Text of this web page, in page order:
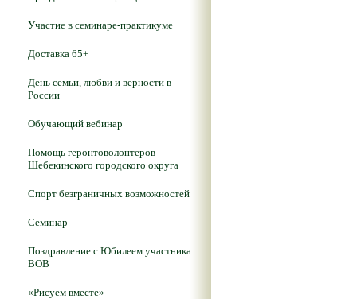
Участие в семинаре-практикуме
Доставка 65+
День семьи, любви и верности в
России
Обучающий вебинар
Помощь геронтоволонтеров
Шебекинского городского округа
Спорт безграничных возможностей
Семинар
Поздравление с Юбилеем участника
ВОВ
«Рисуем вместе»